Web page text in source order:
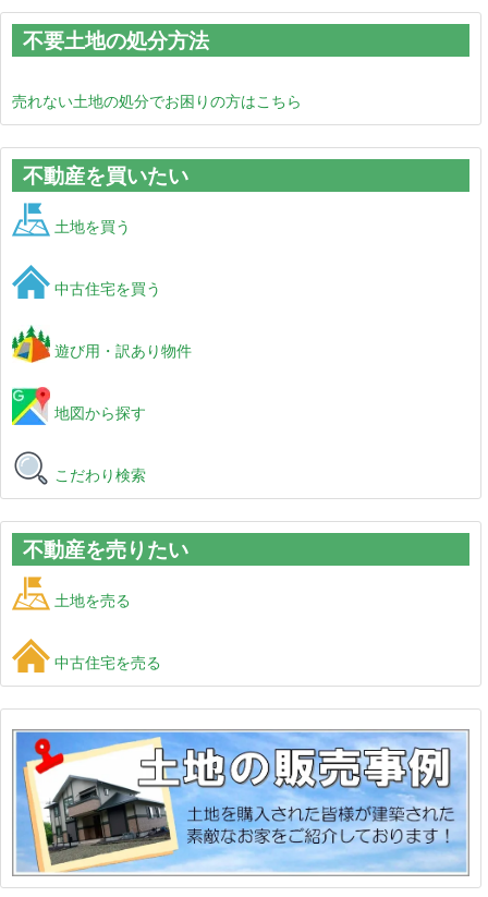
不要土地の処分方法
売れない土地の処分でお困りの方はこちら
不動産を買いたい
土地を買う
中古住宅を買う
遊び用・訳あり物件
地図から探す
こだわり検索
不動産を売りたい
土地を売る
中古住宅を売る